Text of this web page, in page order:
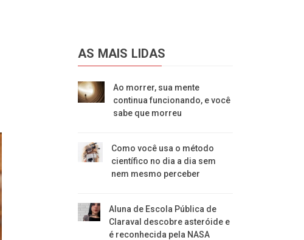
AS MAIS LIDAS
Ao morrer, sua mente
continua funcionando, e você
sabe que morreu
Como você usa o método
científico no dia a dia sem
nem mesmo perceber
Aluna de Escola Pública de
Claraval descobre asteróide e
é reconhecida pela NASA